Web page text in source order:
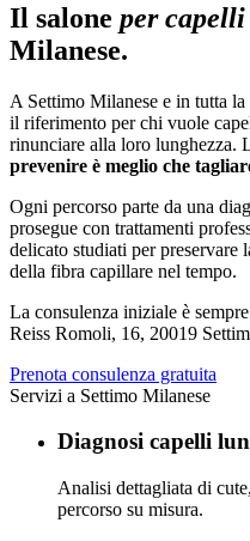
Il salone per
Milanese.
A Settimo Milanese e in tutta
il riferimento per chi vuole
rinunciare alla loro lunghezza.
prevenire è meglio che
Ogni percorso parte da una
prosegue con trattamenti
delicato studiati per preservare
della fibra capillare nel tempo.
La consulenza iniziale è
Reiss Romoli, 16, 20019
Prenota consulenza gratuita
Servizi a Settimo Milanese
Diagnosi capelli
Analisi dettagliata di
percorso su misura.